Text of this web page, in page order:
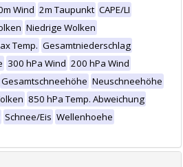
Wind 2m Taupunkt CAPE/LI
Niedrige Wolken
Temp. Gesamtniederschlag
300 hPa Wind 200 hPa Wind
Gesamtschneehöhe Neuschneehöhe
850 hPa Temp. Abweichung
Schnee/Eis Wellenhoehe